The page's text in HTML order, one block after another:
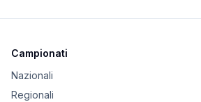
Campionati
Nazionali
Regionali